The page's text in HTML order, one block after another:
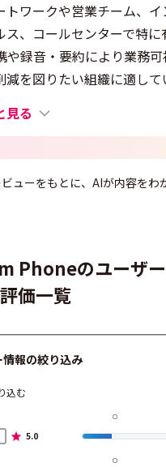
トワークや営業チーム、イ
ス、コールセンターで特に
や録音・要約により業務
減を図りたい組織に適して
見る
ューをもとに、AIが内容をわ
Phoneのユーザ
価一覧
情報の絞り込み
込む
5.0